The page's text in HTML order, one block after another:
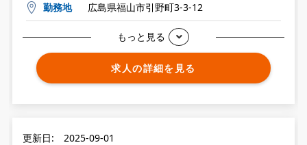
勤務地 広島県福山市引野町3-3-12
もっと見る
求人の詳細を見る
更新日: 2025-09-01